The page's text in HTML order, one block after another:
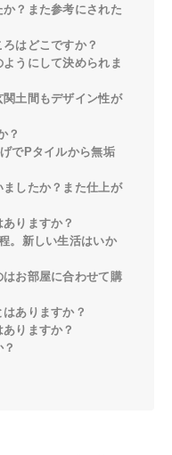
？また参考にされた
はどこですか？
うにして決められま
土間もデザイン性が
？
でPタイルから無垢
したか？また仕上が
りますか？
。新しい生活はいか
お部屋に合わせて購
ありますか？
りますか？